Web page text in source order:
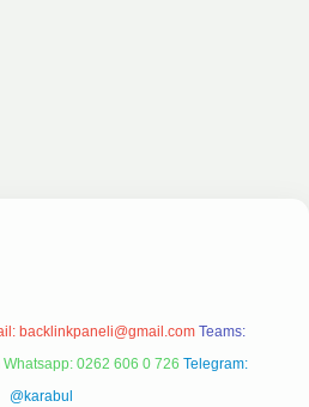
backlinkpaneli@gmail.com Teams:
Whatsapp: 0262 606 0 726 Telegram:
@karabul